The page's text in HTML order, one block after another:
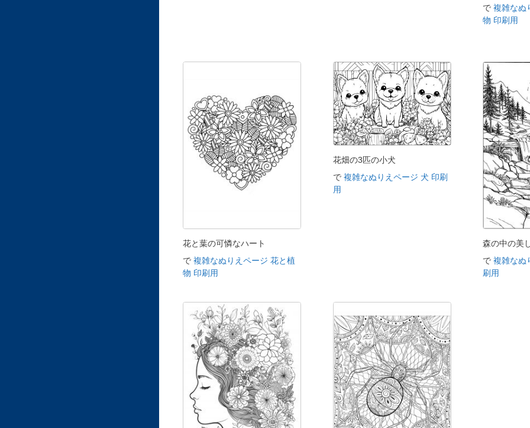
で複雑なぬ
物 印刷用
花と葉の可憐なハート
で 複雑なぬりえページ 花と植
物 印刷用
花畑の3匹の小犬
で 複雑なぬりえページ 犬 印刷
用
森の中の美
で複雑なぬ
刷用